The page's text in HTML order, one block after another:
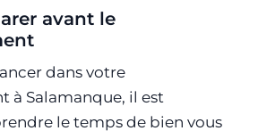
avant le
dans votre
à Salamanque, il est
le temps de bien vous